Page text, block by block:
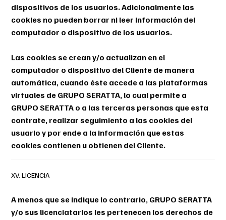
dispositivos de los usuarios. Adicionalmente las
cookies no pueden borrar ni leer información del
computador o dispositivo de los usuarios.
Las cookies se crean y/o actualizan en el
computador o dispositivo del Cliente de manera
automática, cuando éste accede a las plataformas
virtuales de GRUPO SERATTA, lo cual permite a
GRUPO SERATTA o a las terceras personas que esta
contrate, realizar seguimiento a las cookies del
usuario y por ende a la información que estas
cookies contienen u obtienen del Cliente.
XV. LICENCIA
A menos que se indique lo contrario, GRUPO SERATTA
y/o sus licenciatarios les pertenecen los derechos de